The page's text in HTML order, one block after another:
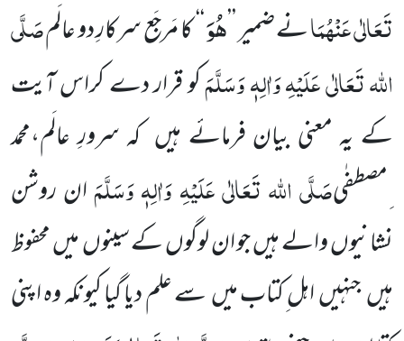
تَعَالٰی عَنْہُمَانے ضمیر ’’هُوَ‘‘کا مَرجَع سرکارِ دو عالَمصَلَّی
اللہ تَعَالٰی عَلَیْہِ وَاٰلِہٖ وَسَلَّمَکو قرار دے کراس آیت
کے یہ معنی بیان فرمائے ہیں کہ سرورِ عالَم،محمد
ِمصطفٰیصَلَّی اللہ تَعَالٰی عَلَیْہِ وَاٰلِہٖ وَسَلَّمَان روشن
نشانیوں والے ہیں جو ان لوگوں کے سینوں میں محفوظ
ہیں جنہیں اہل ِکتاب میں سے علم دیا گیا کیونکہ وہ اپنی